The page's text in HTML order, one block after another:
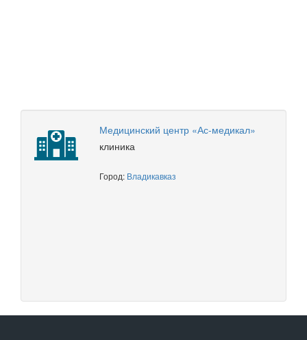
Медицинский центр «Ас-медикал»
клиника
Город: Владикавказ